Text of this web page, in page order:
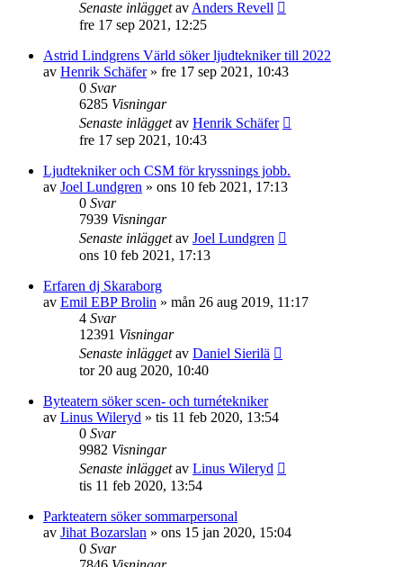
Senaste inläggetav Anders Revell
fre 17 sep 2021, 12:25
Astrid Lindgrens Värld söker ljudtekniker till 2022
av Henrik Schäfer» fre 17 sep 2021, 10:43
0 Svar
6285 Visningar
Senaste inläggetav Henrik Schäfer
fre 17 sep 2021, 10:43
Ljudtekniker och CSM för kryssnings jobb.
av Joel Lundgren » ons 10 feb 2021, 17:13
0 Svar
7939 Visningar
Senaste inläggetav Joel Lundgren
ons 10 feb 2021, 17:13
Erfaren dj Skaraborg
av Emil EBP Brolin » mån 26 aug 2019, 11:17
4 Svar
12391 Visningar
Senaste inläggetav Daniel Sierilä
tor 20 aug 2020, 10:40
Byteatern söker scen- och turnétekniker
av Linus Wileryd » tis 11 feb 2020, 13:54
0 Svar
9982 Visningar
Senaste inläggetav Linus Wileryd
tis 11 feb 2020, 13:54
Parkteatern söker sommarpersonal
av Jihat Bozarslan » ons 15 jan 2020, 15:04
0 Svar